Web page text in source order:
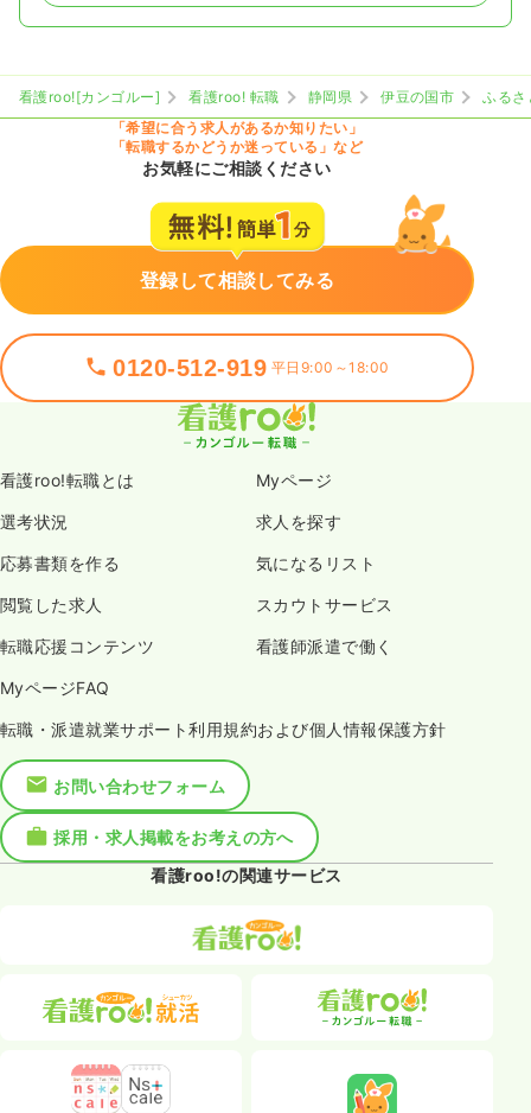
看護roo![カンゴルー] 看護roo! 転職 静岡県 伊豆の国市
ふるさ
「希望に合う求人があるか知りたい」
「転職するかどうか迷っている」など
お気軽にご相談ください
登録して相談してみる
0120-512-919 平日9:00～18:00
看護roo!転職とは Myページ
選考状況 求人を探す
応募書類を作る 気になるリスト
閲覧した求人 スカウトサービス
転職応援コンテンツ 看護師派遣で働く
MyページFAQ
転職・派遣就業サポート利用規約および個人情報保護方針
お問い合わせフォーム
採用・求人掲載をお考えの方へ
看護roo!の関連サービス